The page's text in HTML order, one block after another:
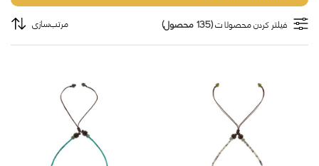
فیلتر کردن محصولات(135 محصول) مرتب‌سازی